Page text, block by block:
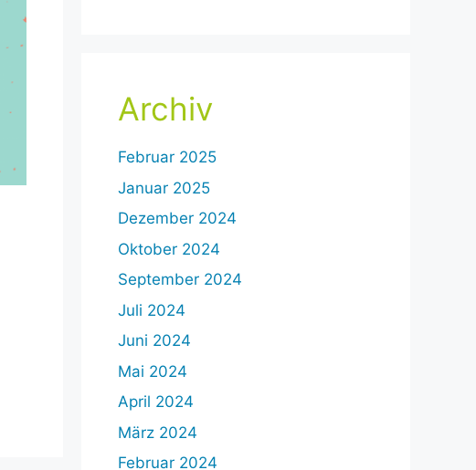
Archiv
Februar 2025
Januar 2025
Dezember 2024
Oktober 2024
September 2024
Juli 2024
Juni 2024
Mai 2024
April 2024
März 2024
Februar 2024